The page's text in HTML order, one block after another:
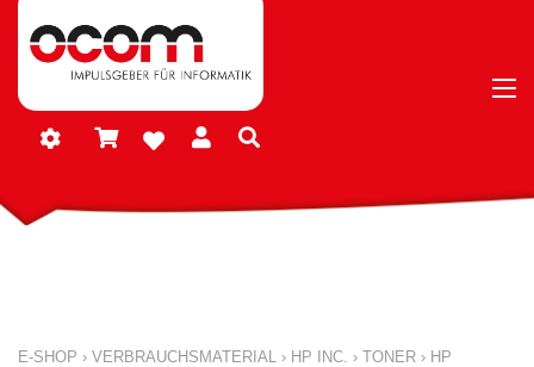
E-SHOP › VERBRAUCHSMATERIAL › HP INC. › TONER › HP